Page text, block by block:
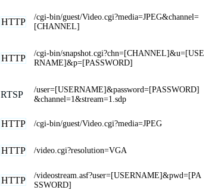
HTTP
/cgi-bin/guest/Video.cgi?media=JPEG&channel=
[CHANNEL]
HTTP
/cgi-bin/snapshot.cgi?chn=[CHANNEL]&u=[USE
RNAME]&p=[PASSWORD]
RTSP
/user=[USERNAME]&password=[PASSWORD]
&channel=1&stream=1.sdp
HTTP /cgi-bin/guest/Video.cgi?media=JPEG
HTTP /video.cgi?resolution=VGA
HTTP
/videostream.asf?user=[USERNAME]&pwd=[PA
SSWORD]